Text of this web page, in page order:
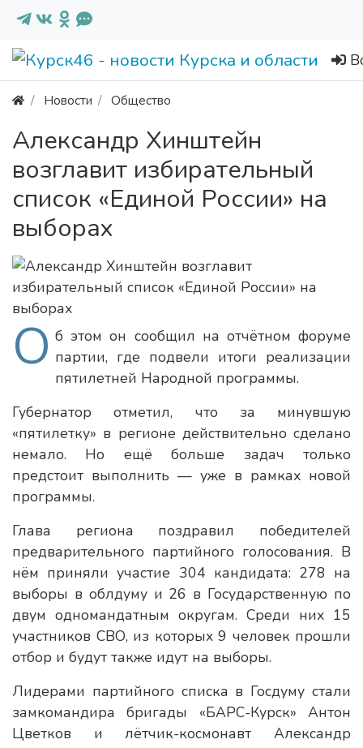
Новости Общество
Александр Хинштейн
возглавит избирательный
список «Единой России» на
выборах
О б этом он сообщил на отчётном форуме
партии, где подвели итоги реализации
пятилетней Народной программы.
Губернатор отметил, что за минувшую
«пятилетку» в регионе действительно сделано
немало. Но ещё больше задач только
предстоит выполнить — уже в рамках новой
программы.
Глава региона поздравил победителей
предварительного партийного голосования. В
нём приняли участие 304 кандидата: 278 на
выборы в облдуму и 26 в Государственную по
двум одномандатным округам. Среди них 15
участников СВО, из которых 9 человек прошли
отбор и будут также идут на выборы.
Лидерами партийного списка в Госдуму стали
замкомандира бригады «БАРС-Курск» Антон
Цветков и лётчик-космонавт Александр